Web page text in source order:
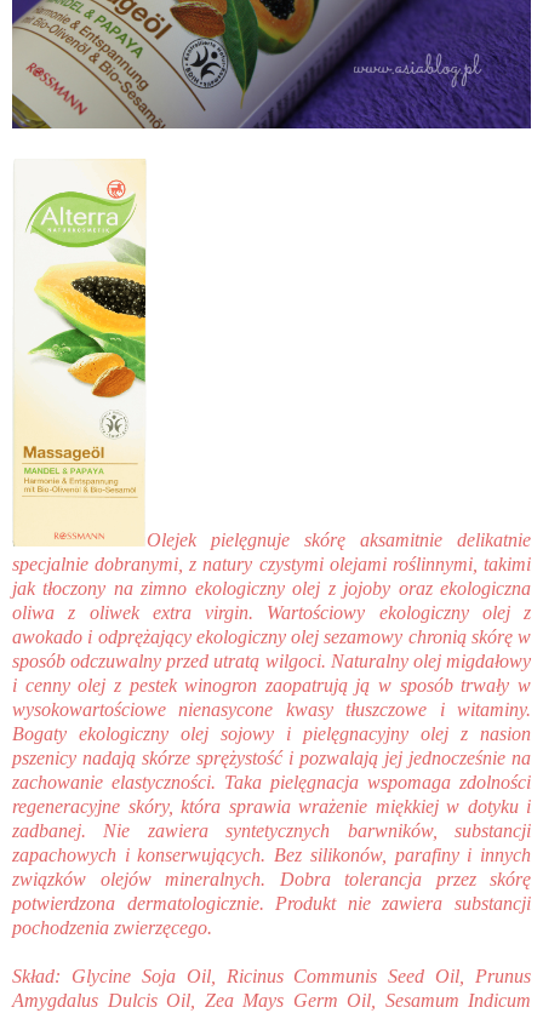
Olejek pielęgnuje skórę aksamitnie delikatnie
specjalnie dobranymi, z natury czystymi olejami roślinnymi, takimi
jak tłoczony na zimno ekologiczny olej z jojoby oraz ekologiczna
oliwa z oliwek extra virgin. Wartościowy ekologiczny olej z
awokado i odprężający ekologiczny olej sezamowy chronią skórę w
sposób odczuwalny przed utratą wilgoci. Naturalny olej migdałowy
i cenny olej z pestek winogron zaopatrują ją w sposób trwały w
wysokowartościowe nienasycone kwasy tłuszczowe i witaminy.
Bogaty ekologiczny olej sojowy i pielęgnacyjny olej z nasion
pszenicy nadają skórze sprężystość i pozwalają jej jednocześnie na
zachowanie elastyczności. Taka pielęgnacja wspomaga zdolności
regeneracyjne skóry, która sprawia wrażenie miękkiej w dotyku i
zadbanej. Nie zawiera syntetycznych barwników, substancji
zapachowych i konserwujących. Bez silikonów, parafiny i innych
związków olejów mineralnych. Dobra tolerancja przez skórę
potwierdzona dermatologicznie. Produkt nie zawiera substancji
pochodzenia zwierzęcego.
Skład: Glycine Soja Oil, Ricinus Communis Seed Oil, Prunus
Amygdalus Dulcis Oil, Zea Mays Germ Oil, Sesamum Indicum